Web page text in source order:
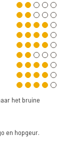
het bruine
en hopgeur.